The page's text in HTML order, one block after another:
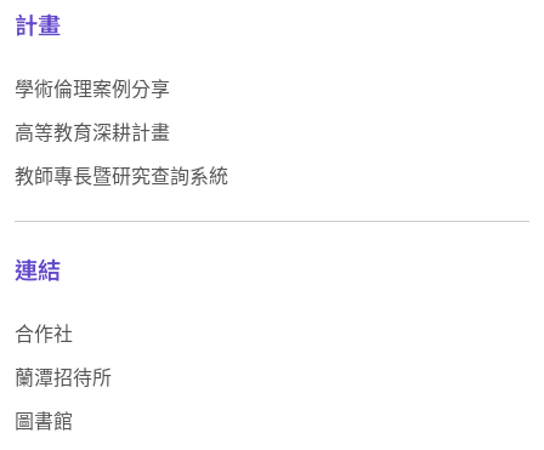
計畫
學術倫理案例分享
高等教育深耕計畫
教師專長暨研究查詢系統
連結
合作社
蘭潭招待所
圖書館